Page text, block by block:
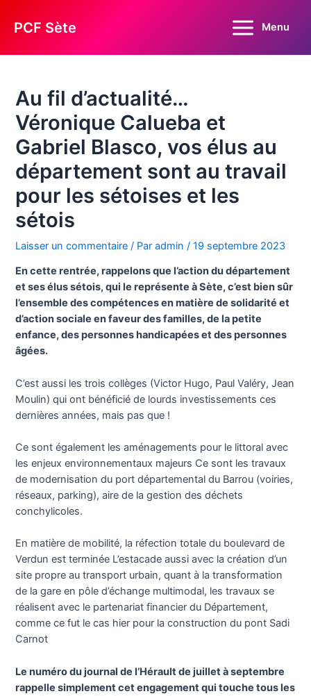
PCF Sète
Main
Menu
Au fil d’actualité…
Véronique Calueba et
Gabriel Blasco, vos élus au
département sont au travail
pour les sétoises et les
sétois
Laisser un commentaire / Paradmin/19 septembre 2023
En cette rentrée, rappelons que l’action du département
et ses élus sétois, qui le représente à Sète, c’est bien sûr
l’ensemble des compétences en matière de solidarité et
d’action sociale en faveur des familles, de la petite
enfance, des personnes handicapées et des personnes
âgées.
C’est aussi les trois collèges (Victor Hugo, Paul Valéry, Jean
Moulin) qui ont bénéficié de lourds investissements ces
dernières années, mais pas que !
Ce sont également les aménagements pour le littoral avec
les enjeux environnementaux majeurs Ce sont les travaux
de modernisation du port départemental du Barrou (voiries,
réseaux, parking), aire de la gestion des déchets
conchylicoles.
En matière de mobilité, la réfection totale du boulevard de
Verdun est terminée L’estacade aussi avec la création d’un
site propre au transport urbain, quant à la transformation
de la gare en pôle d’échange multimodal, les travaux se
réalisent avec le partenariat financier du Département,
comme ce fut le cas hier pour la construction du pont Sadi
Carnot
Le numéro du journal de l’Hérault de juillet à septembre
rappelle simplement cet engagement qui touche tous les